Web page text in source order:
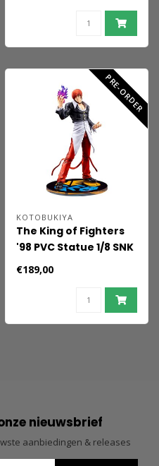
PRE-ORDER
KOTOBUKIYA
The King of Fighters
'98 PVC Statue 1/8 SNK
Iori Yagami 25 cm
€189,00
nieuwsbrief
aanbiedingen & releases